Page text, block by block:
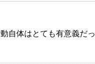
自体はとても有意義だっ